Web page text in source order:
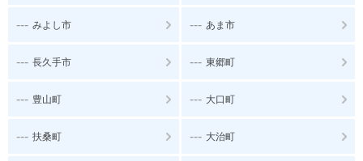
--- みよし市 --- あま市
--- 長久手市 --- 東郷町
--- 豊山町 --- 大口町
--- 扶桑町 --- 大治町